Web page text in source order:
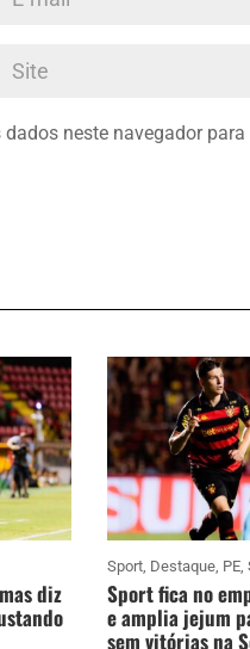
neste navegador
diz
Sport, Destaque, PE,
Sport fica no
e amplia jejum
sem vitórias na